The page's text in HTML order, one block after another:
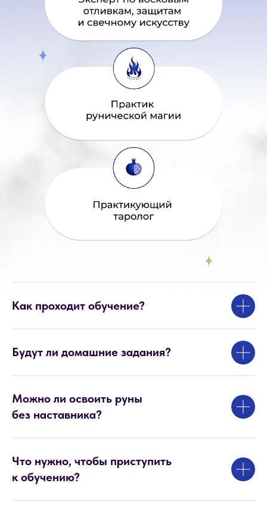
Как проходит обучение?
Будут ли домашние задания?
Можно ли освоить руны
без наставника?
Что нужно, чтобы приступить
к обучению?